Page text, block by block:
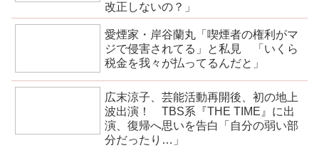
改正しないの？」
愛煙家・岸谷蘭丸「喫煙者の権利がマ
ジで侵害されてる」と私見 「いくら
税金を我々が払ってるんだと」
広末涼子、芸能活動再開後、初の地上
波出演！ TBS系『THE TIME』に出
演、復帰へ思いを告白「自分の弱い部
分だったり…」